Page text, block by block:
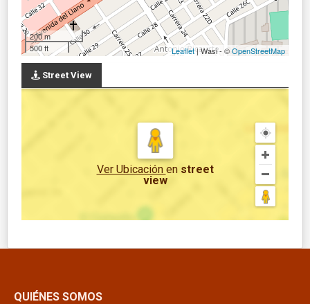
200 m
500 ft
Leaflet| Wasi - ©OpenStreetMap
Street View
Ver Ubicación en street
view
QUIÉNES SOMOS